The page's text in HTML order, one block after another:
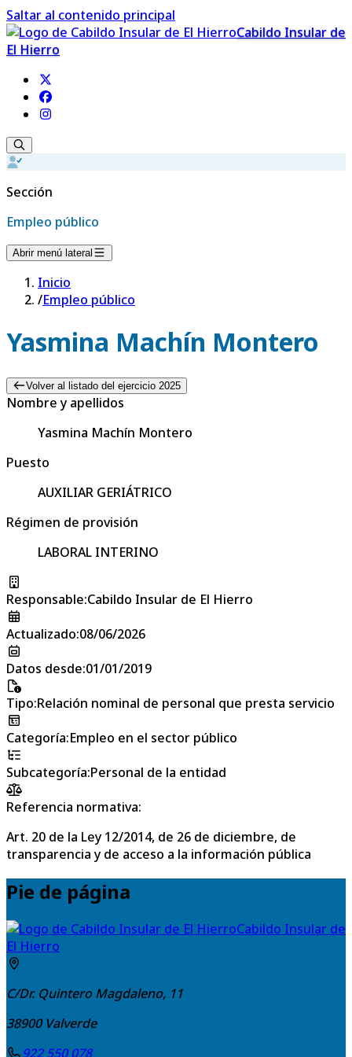
Saltar al contenido principal
Cabildo Insular de
El Hierro
Sección
Empleo público
Abrir menú lateral
Inicio
/Empleo público
Yasmina Machín Montero
Volver al listado del ejercicio 2025
Nombre y apellidos
Yasmina Machín Montero
Puesto
AUXILIAR GERIÁTRICO
Régimen de provisión
LABORAL INTERINO
Responsable:Cabildo Insular de El Hierro
Actualizado:08/06/2026
Datos desde:01/01/2019
Tipo:Relación nominal de personal que presta servicio
Categoría:Empleo en el sector público
Subcategoría:Personal de la entidad
Referencia normativa:
Art. 20 de la Ley 12/2014, de 26 de diciembre, de
transparencia y de acceso a la información pública
Pie de página
Cabildo Insular de
El Hierro
C/Dr. Quintero Magdaleno, 11
38900 Valverde
922 550 078